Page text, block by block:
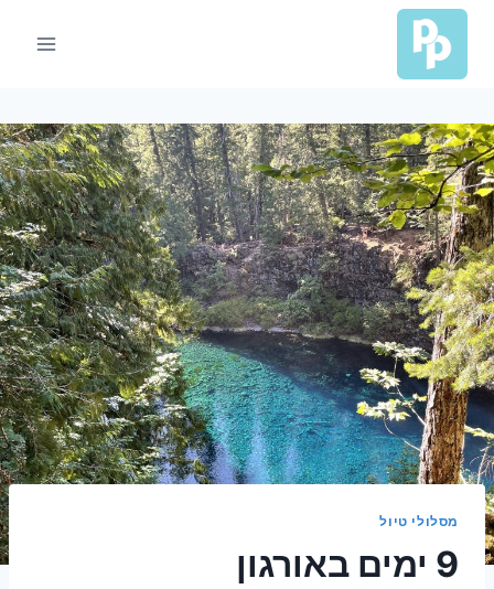
Skip
content
מסלולי טיול
9 ימים באורגון